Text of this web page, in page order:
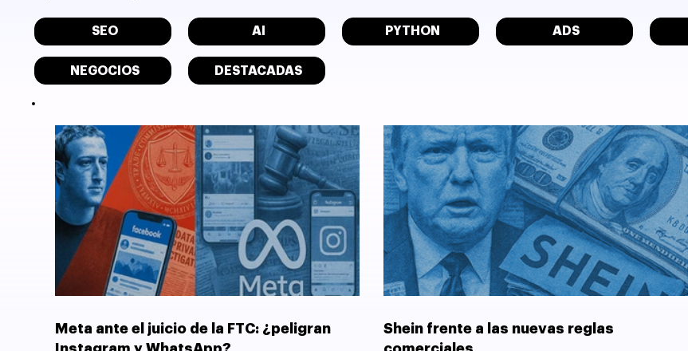
SEO AI PYTHON ADS
NEGOCIOS DESTACADAS
Meta ante el juicio de la FTC: ¿peligran
Shein frente a las nuevas reglas